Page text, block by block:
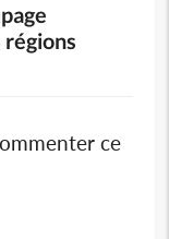
ce